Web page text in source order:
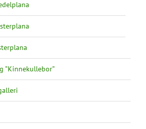
”Kinnekullebor”